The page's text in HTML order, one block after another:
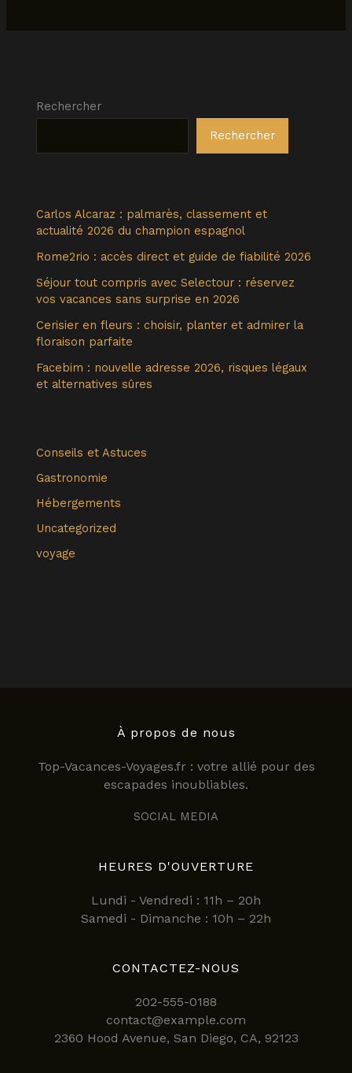
Rechercher
Rechercher
Carlos Alcaraz : palmarès, classement et
actualité 2026 du champion espagnol
Rome2rio : accès direct et guide de fiabilité 2026
Séjour tout compris avec Selectour : réservez
vos vacances sans surprise en 2026
Cerisier en fleurs : choisir, planter et admirer la
floraison parfaite
Facebim : nouvelle adresse 2026, risques légaux
et alternatives sûres
Conseils et Astuces
Gastronomie
Hébergements
Uncategorized
voyage
À propos de nous
Top-Vacances-Voyages.fr : votre allié pour des
escapades inoubliables.
SOCIAL MEDIA
HEURES D'OUVERTURE
Lundi - Vendredi : 11h – 20h
Samedi - Dimanche : 10h – 22h
CONTACTEZ-NOUS
202-555-0188
contact@example.com
2360 Hood Avenue, San Diego, CA, 92123